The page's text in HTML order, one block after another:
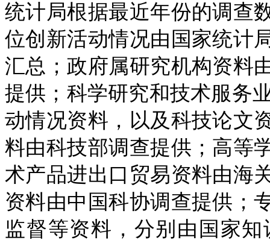
统计局根据最近年份的调查
位创新活动情况由国家统计
汇总；政府属研究机构资料
提供；科学研究和技术服务
动情况资料，以及科技论文
料由科技部调查提供；高等
术产品进出口贸易资料由海
资料由中国科协调查提供；
监督等资料，分别由国家